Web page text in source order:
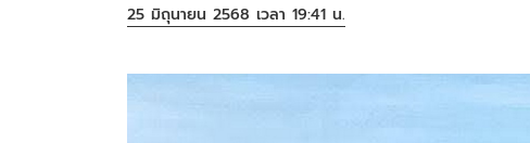
25 มิถุนายน 2568 เวลา 19:41 น.